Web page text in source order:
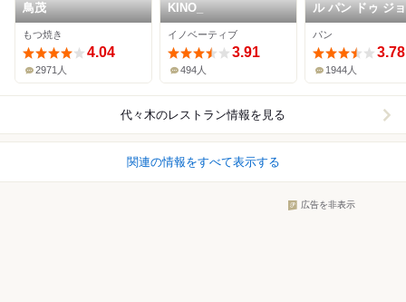
鳥茂
もつ焼き
4.04
2971人
KINO_
イノベーティブ
3.91
494人
ル パン ドゥ ジ
ル･ロブション
マン新宿店
パン
3.78
1944人
代々木のレストラン情報を見る
関連の情報をすべて表示する
広告を非表示